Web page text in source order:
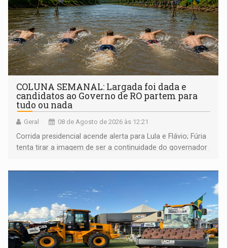
COLUNA SEMANAL: Largada foi dada e
candidatos ao Governo de RO partem para
tudo ou nada
Geral 08 de Agosto de 2026 às 12:21
Corrida presidencial acende alerta para Lula e Flávio; Fúria
tenta tirar a imagem de ser a continuidade do governador
não ter entrado no modo eleição; ABAV faz evento em